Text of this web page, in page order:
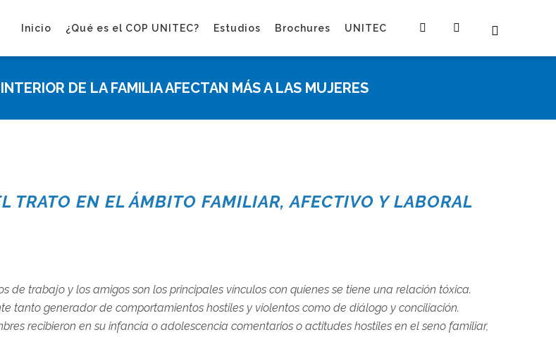
Inicio ¿Qué es el COP UNITEC? Estudios Brochures UNITEC
DE LA FAMILIA AFECTAN MÁS A LAS MUJERES
TRATO EN EL ÁMBITO FAMILIAR, AFECTIVO Y LABORAL
de trabajo y los amigos son los principales vínculos con quienes se tiene una relación tóxica.
tanto generador de comportamientos hostiles y violentos como de diálogo y conciliación.
recibieron en su infancia o adolescencia comentarios o actitudes hostiles en el seno familiar,